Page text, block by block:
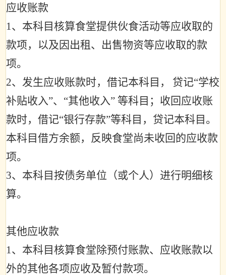
应收账款
1、本科目核算食堂提供伙食活动等应收取的
款项，以及因出租、出售物资等应收取的款
项。
2、发生应收账款时，借记本科目， 贷记“学校
补贴收入”、 “其他收入” 等科目；收回应收账
款时，借记“银行存款”等科目，贷记本科目。
本科目借方余额，反映食堂尚未收回的应收款
项。
3、本科目按债务单位（或个人）进行明细核
算。
其他应收款
1、本科目核算食堂除预付账款、应收账款以
外的其他各项应收及暂付款项。